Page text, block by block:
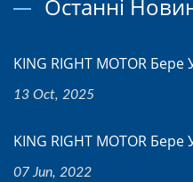
Останні
KING RIGHT MOTOR Бере
13 Oct, 2025
KING RIGHT MOTOR Бере
07 Jun, 2022